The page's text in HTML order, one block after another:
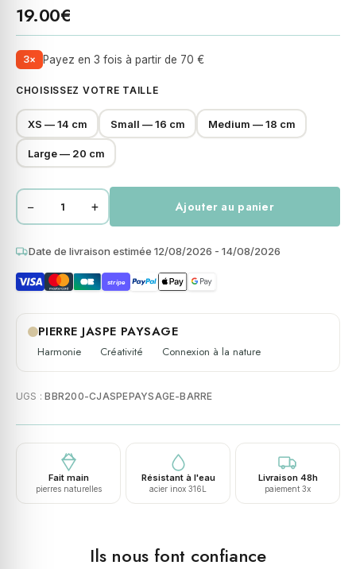
19.00€
3× Payez en 3 fois à partir de 70 €
CHOISISSEZ VOTRE TAILLE
XS — 14 cm Small — 16 cm Medium — 18 cm
Large — 20 cm
quantité
Bracelet
perles
heishi
jaspe
paysage
barre
− + Ajouter au panier
Date de livraison estimée 12/08/2026 - 14/08/2026
stripe
PIERRE JASPE PAYSAGE
Harmonie Créativité Connexion à la nature
UGS :BBR200-CJASPEPAYSAGE-BARRE
Fait main
pierres naturelles
Résistant à l'eau
acier inox 316L
Livraison 48h
paiement 3x
Ils nous font confiance